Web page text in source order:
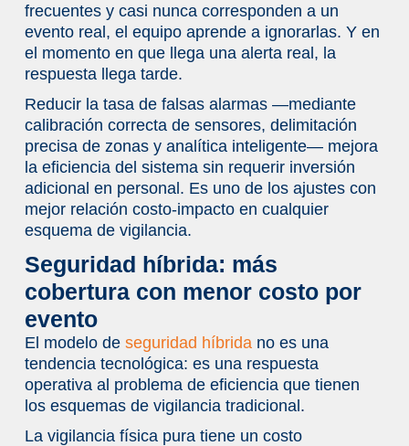
frecuentes y casi nunca corresponden a un
evento real, el equipo aprende a ignorarlas. Y en
el momento en que llega una alerta real, la
respuesta llega tarde.
Reducir la tasa de falsas alarmas —mediante
calibración correcta de sensores, delimitación
precisa de zonas y analítica inteligente— mejora
la eficiencia del sistema sin requerir inversión
adicional en personal. Es uno de los ajustes con
mejor relación costo-impacto en cualquier
esquema de vigilancia.
Seguridad híbrida: más
cobertura con menor costo por
evento
El modelo de seguridad híbrida no es una
tendencia tecnológica: es una respuesta
operativa al problema de eficiencia que tienen
los esquemas de vigilancia tradicional.
La vigilancia física pura tiene un costo